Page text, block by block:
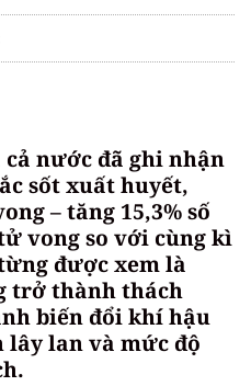
nước đã ghi nhận
sốt xuất huyết,
– tăng 15,3% số
vong so với cùng kì
được xem là
trở thành thách
biến đổi khí hậu
lan và mức độ